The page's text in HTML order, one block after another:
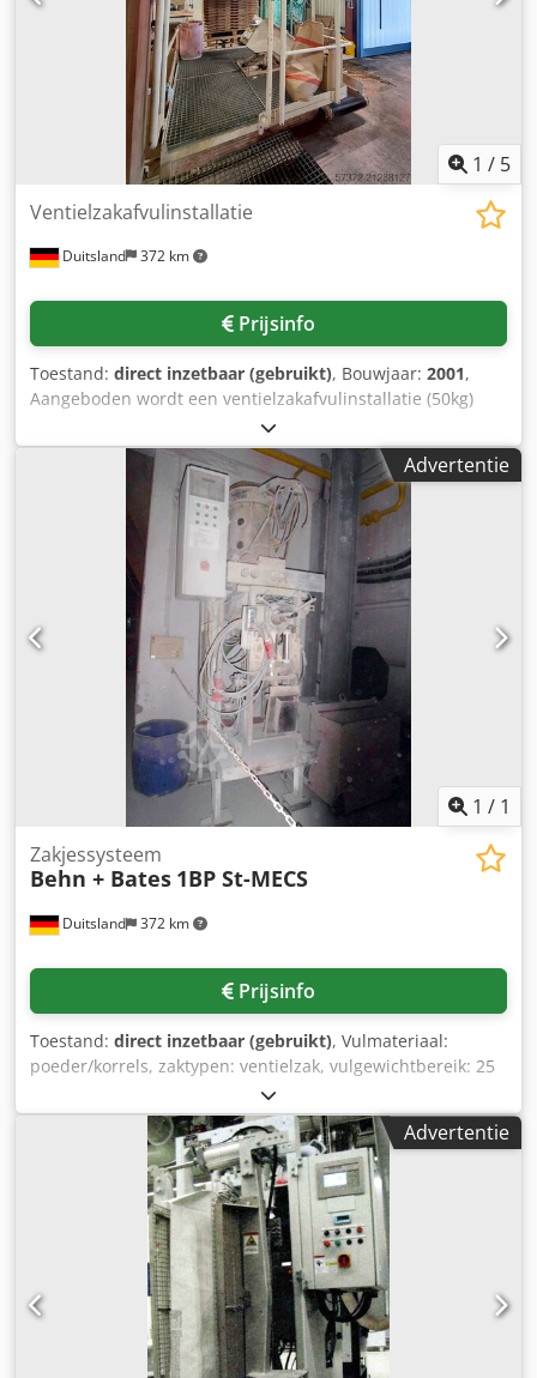
1 / 5
Duitsland 372 km
Ventielzakafvulinstallatie
Prijsinfo
Toestand: direct inzetbaar (gebruikt), Bouwjaar: 2001,
Aangeboden wordt een ventielzakafvulinstallatie (50kg)
met aangesloten palletiseerder. Zaktype: ventielzakken
(papier, PE of PP), vulgewicht: instelbaar tot max. 50kg,
leidingsysteem met geïntegreerde
transportschroef/doseerschroef, pneumatische zakklem,
weeginrichting, afvoerband. Automatische
lagenpalletiseerder – Ehcolo PM 400. Bouwjaar: 2001,
capaciteit: tot ca. 400 zakken per uur,
stijgband/zakkenvlakker, leeg palletmagazijn, volledige
machineafscherming. Bezichtiging op afspraak mogelijk.
Dcedjylzg Uopfx Aglek
Advertentie
1 / 1
Duitsland 372 km
Zakjessysteem
Behn + Bates 1BP St-MECS
Prijsinfo
Toestand: direct inzetbaar (gebruikt), Vulmateriaal:
poeder/korrels, zaktypen: ventielzak, vulgewichtbereik: 25
kg-50 kg, max. verpakkingscapaciteit: 300 zakken/uur. De
machine werd gebruikt om zand te verpakken. Een
inspectie ter plaatse is mogelijk. Dcodpown H Uqofx Aglek
Advertentie